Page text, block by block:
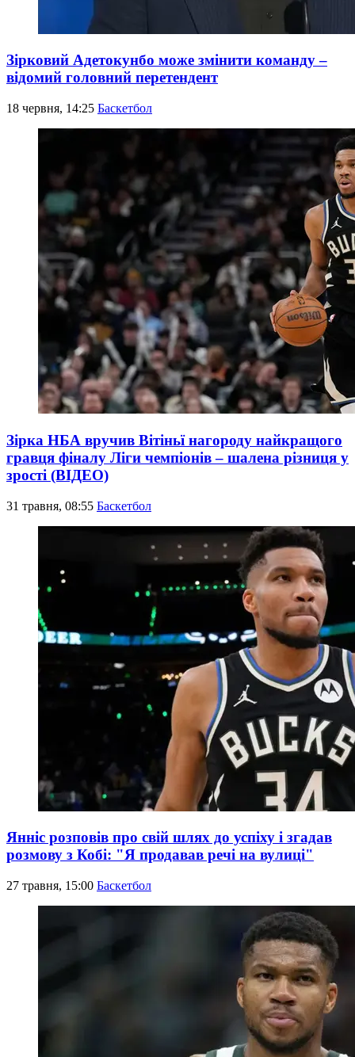
Зірковий Адетокунбо може змінити команду –
відомий головний перетендент
18 червня, 14:25 Баскетбол
Зірка НБА вручив Вітіньї нагороду найкращого
гравця фіналу Ліги чемпіонів – шалена різниця у
зрості (ВІДЕО)
31 травня, 08:55 Баскетбол
Янніс розповів про свій шлях до успіху і згадав
розмову з Кобі: "Я продавав речі на вулиці"
27 травня, 15:00 Баскетбол